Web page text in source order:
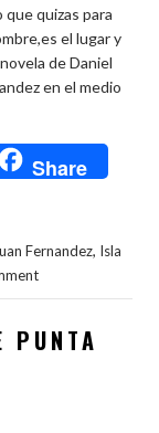
quizas para
el lugar y
de Daniel
en el medio
Share
Fernandez, Isla
PUNTA